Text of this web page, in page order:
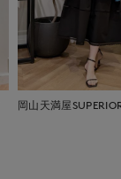
岡山天満屋